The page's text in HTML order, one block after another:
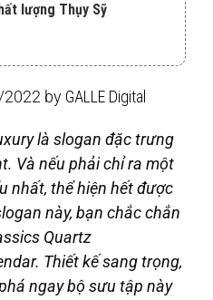
lượng Thụy Sỹ
by GALLE Digital
là slogan đặc trưng
Và nếu phải chỉ ra một
nhất, thể hiện hết được
này, bạn chắc chắn
Quartz
Thiết kế sang trọng,
ngay bộ sưu tập này